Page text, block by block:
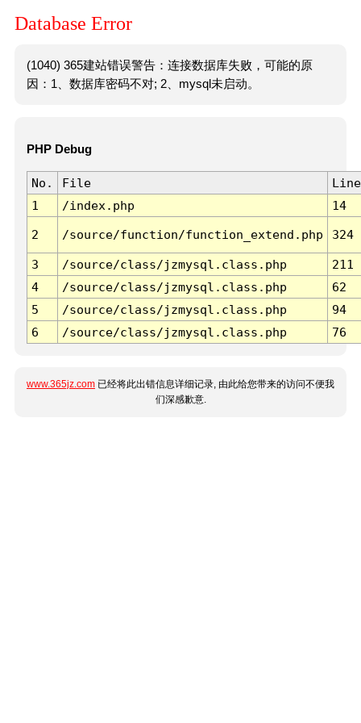
Database Error
(1040) 365建站错误警告：连接数据库失败，可能的原
因：1、数据库密码不对; 2、mysql未启动。
PHP Debug
No. File
Line
1
/index.php 14
2 /source/function/function_extend.php 324
3 /source/class/jzmysql.class.php
211
4
/source/class/jzmysql.class.php
62
5
/source/class/jzmysql.class.php
94
6
/source/class/jzmysql.class.php 76
www.365jz.com 已经将此出错信息详细记录, 由此给您带来的访问不便我
们深感歉意.